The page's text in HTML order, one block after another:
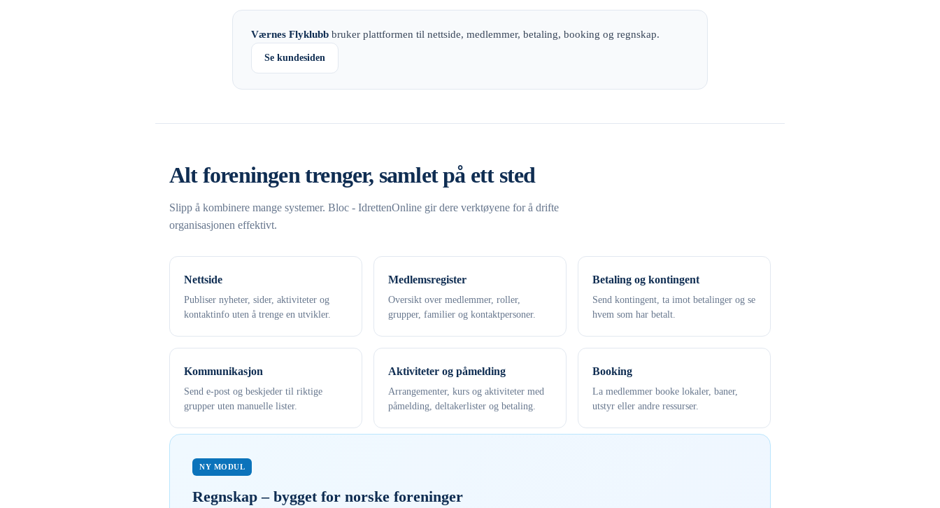
Værnes Flyklubb bruker plattformen til nettside, medlemmer, betaling, booking og regnskap.
Se kundesiden
Alt foreningen trenger, samlet på ett sted
Slipp å kombinere mange systemer. Bloc - IdrettenOnline gir dere verktøyene for å drifte
organisasjonen effektivt.
Nettside
Publiser nyheter, sider, aktiviteter og
kontaktinfo uten å trenge en utvikler.
Medlemsregister
Oversikt over medlemmer, roller,
grupper, familier og kontaktpersoner.
Betaling og kontingent
Send kontingent, ta imot betalinger og se
hvem som har betalt.
Kommunikasjon
Send e-post og beskjeder til riktige
grupper uten manuelle lister.
Aktiviteter og påmelding
Arrangementer, kurs og aktiviteter med
påmelding, deltakerlister og betaling.
Booking
La medlemmer booke lokaler, baner,
utstyr eller andre ressurser.
NY MODUL
Regnskap – bygget for norske foreninger